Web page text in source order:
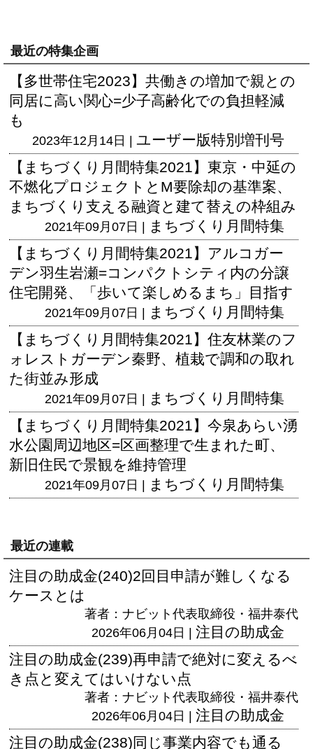
最近の特集企画
【多世帯住宅2023】共働きの増加で親との
同居に高い関心=少子高齢化での負担軽減
も
2023年12月14日 | ユーザー版特別増刊号
【まちづくり月間特集2021】東京・中延の
不燃化プロジェクトとM要除却の基準案、
まちづくり支える融資と建て替えの枠組み
2021年09月07日 | まちづくり月間特集
【まちづくり月間特集2021】アルコガー
デン羽生岩瀬=コンパクトシティ内の分譲
住宅開発、「歩いて楽しめるまち」目指す
2021年09月07日 | まちづくり月間特集
【まちづくり月間特集2021】住友林業のフ
ォレストガーデン秦野、植栽で調和の取れ
た街並み形成
2021年09月07日 | まちづくり月間特集
【まちづくり月間特集2021】今泉あらい湧
水公園周辺地区=区画整理で生まれた町、
新旧住民で景観を維持管理
2021年09月07日 | まちづくり月間特集
最近の連載
注目の助成金(240)2回目申請が難しくなる
ケースとは
著者：ナビット代表取締役・福井泰代
2026年06月04日 | 注目の助成金
注目の助成金(239)再申請で絶対に変えるべ
き点と変えてはいけない点
著者：ナビット代表取締役・福井泰代
2026年06月04日 | 注目の助成金
注目の助成金(238)同じ事業内容でも通る